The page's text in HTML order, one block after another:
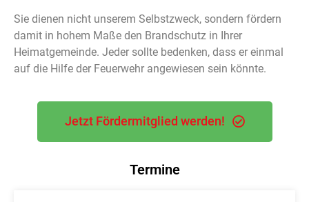
Sie dienen nicht unserem Selbstzweck, sondern fördern
damit in hohem Maße den Brandschutz in Ihrer
Heimatgemeinde. Jeder sollte bedenken, dass er einmal
auf die Hilfe der Feuerwehr angewiesen sein könnte.
Jetzt Fördermitglied werden!
Termine